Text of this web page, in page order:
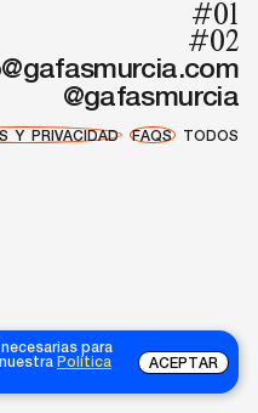
para
Política
ACEPTAR
#01
#02
@gafasmurcia
Y PRIVACIDAD FAQS TODOS